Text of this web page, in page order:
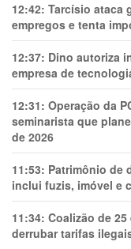
12:42: Tarcísio ataca
empregos e tenta
12:37: Dino autoriza
empresa de
12:31: Operação da
seminarista que
de 2026
11:53: Patrimônio de
inclui fuzis, imóvel e
11:34: Coalizão de
derrubar tarifas